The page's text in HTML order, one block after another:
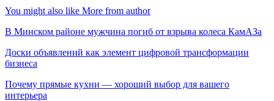
You might also like More from author
В Минском районе мужчина погиб от взрыва колеса КамАЗа
Доски объявлений как элемент цифровой трансформации
бизнеса
Почему прямые кухни — хороший выбор для вашего
интерьера